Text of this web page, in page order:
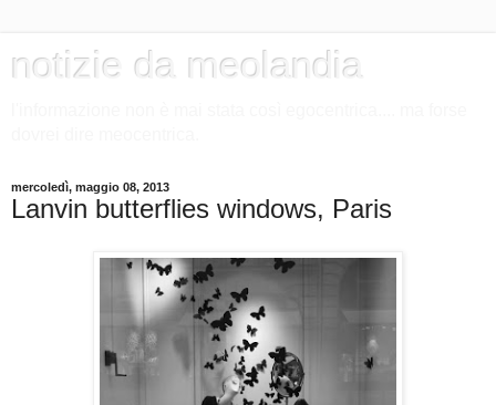
notizie da meolandia
mercoledì, maggio 08, 2013
Lanvin butterflies windows, Paris